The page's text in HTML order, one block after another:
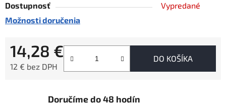
Dostupnosť
Vypredané
Možnosti doručenia
14,28 €
12 € bez DPH
DO KOŠÍKA
Doručíme do 48 hodín